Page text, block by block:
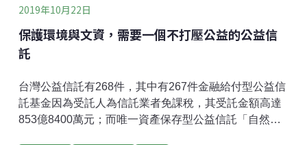
2019年10月22日
保護環境與文資，需要一個不打壓公益的公益信
託
台灣公益信託有268件，其中有267件金融給付型公益信
託基金因為受託人為信託業者免課稅，其受託金額高達
853億8400萬元；而唯一資產保存型公益信託「自然谷